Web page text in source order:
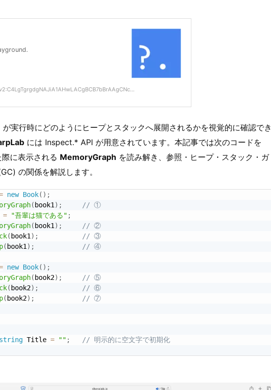
が実行時にどのようにヒープとスタックへ展開されるかを視覚的に確認でき
には Inspect.* API が用意されています。本記事では次のコードを
に表示される MemoryGraph を読み解き、参照・ヒープ・スタック・ガ
の関係を解説します。
new Book( ) ;
(book1 ) ;
// ①
= "吾輩は猫である" ;
(book1 ) ;
// ②
(book1 ) ;
// ③
(book1 ) ; // ④
new Book( ) ;
(book2) ;
// ⑤
(book2) ;
// ⑥
(book2) ; // ⑦
string Title = "" ;
// 明示的に空文字で初期化